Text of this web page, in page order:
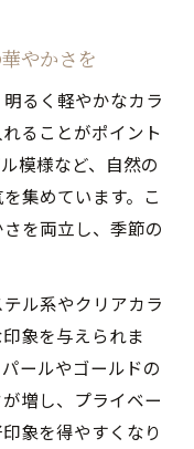
やかさを
るく軽やかなカラ
ることがポイント
模様など、自然の
集めています。こ
を両立し、季節の
ル系やクリアカラ
象を与えられま
ールやゴールドの
増し、プライベー
象を得やすくなり